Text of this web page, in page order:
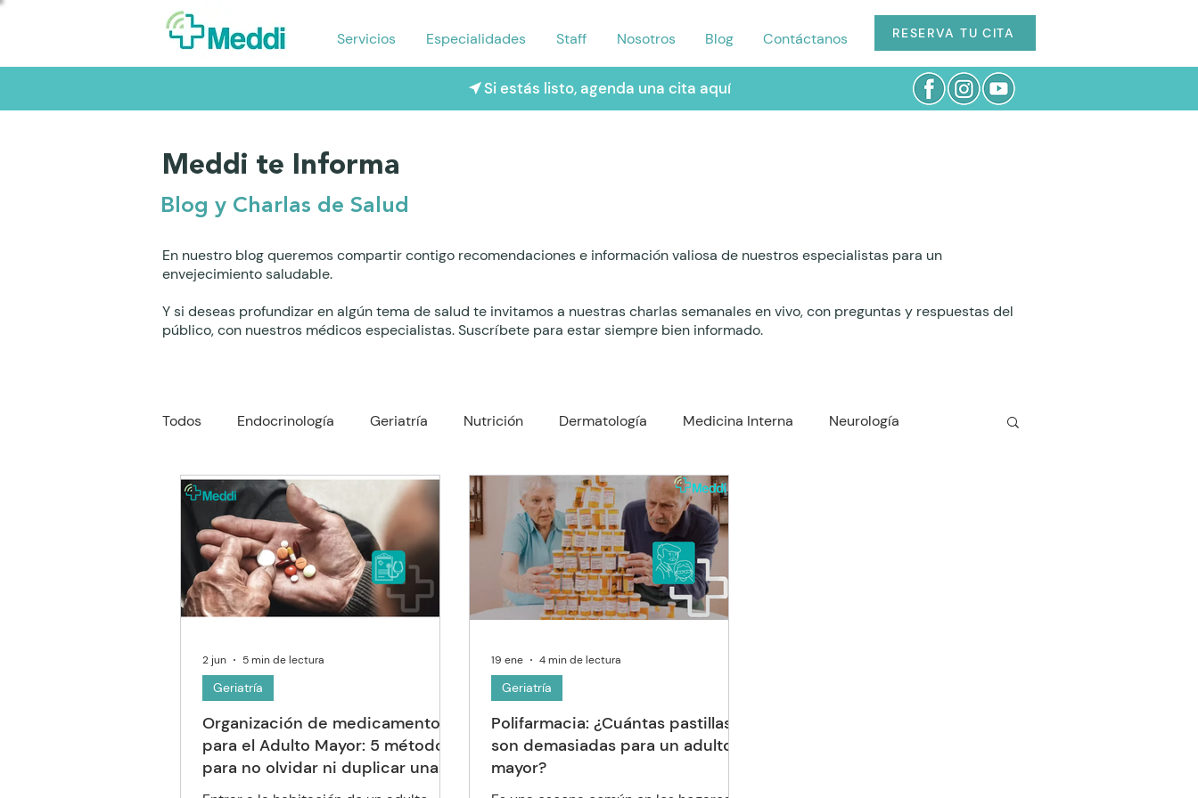
Servicios Especialidades Staff Nosotros Blog Contáctanos RESERVA TU CITA
Si estás listo, agenda una cita aquí
Meddi te Informa
Blog y Charlas de Salud
En nuestro blog queremos compartir contigo recomendaciones e información valiosa de nuestros especialistas para un
envejecimiento saludable.
Y si deseas profundizar en algún tema de salud te invitamos a nuestras charlas semanales en vivo, con preguntas y respuestas del
público, con nuestros médicos especialistas. Suscríbete para estar siempre bien informado.
Todos Endocrinología Geriatría Nutrición Dermatología Medicina Interna Neurología
Reumatología Gastroenterología Traumatología Psiquiatría Odontología
Oftalmología Neumología Fisioterapia Enfermería y Cuidado
Organización de medicamentos
para el Adulto Mayor: 5 métodos
para no olvidar ni duplicar una
dosis
Geriatría
2 jun 5 min de lectura
Polifarmacia: ¿Cuántas pastillas
son demasiadas para un adulto
mayor?
Geriatría
19 ene 4 min de lectura